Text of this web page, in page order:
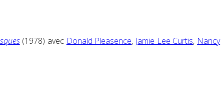
(1978) avec Donald Pleasence, Jamie Lee Curtis, Nancy